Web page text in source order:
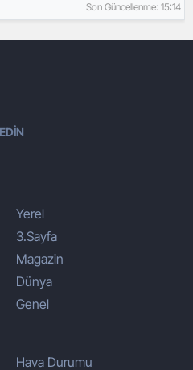
Son Güncellenme: 15:14
Yerel
3.Sayfa
Magazin
Dünya
Genel
Hava Durumu